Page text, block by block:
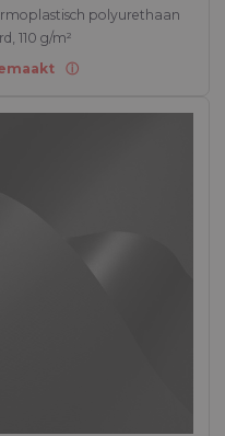
polyurethaan
110 g/m²